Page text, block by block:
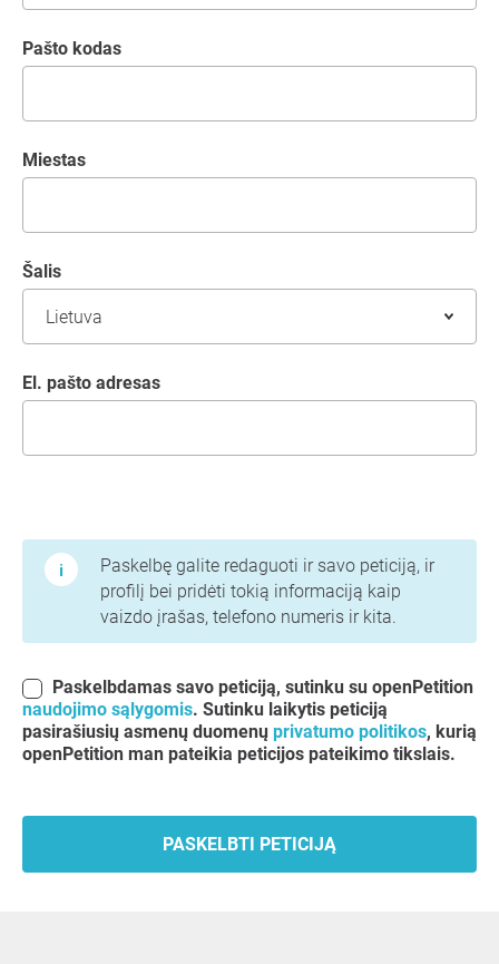
Pašto kodas
Miestas
šalis
El. pašto adresas
Paskelbę galite redaguoti ir savo peticiją, ir
profilį bei pridėti tokią informaciją kaip
vaizdo įrašas, telefono numeris ir kita.
Paskelbdamas savo peticiją, sutinku su openPetition
naudojimo sąlygomis. Sutinku laikytis peticiją
pasirašiusių asmenų duomenų privatumo politikos, kurią
openPetition man pateikia peticijos pateikimo tikslais.
PASKELBTI PETICIJĄ